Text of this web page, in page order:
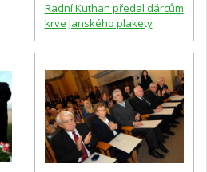
Radní Kuthan předal dárcům
krve Janského plakety